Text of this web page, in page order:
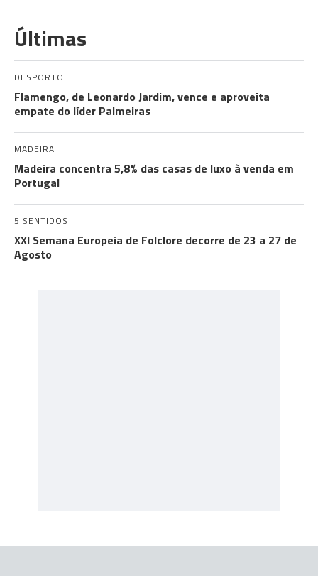
Últimas
DESPORTO
Flamengo, de Leonardo Jardim, vence e aproveita
empate do líder Palmeiras
MADEIRA
Madeira concentra 5,8% das casas de luxo à venda em
Portugal
5 SENTIDOS
XXI Semana Europeia de Folclore decorre de 23 a 27 de
Agosto